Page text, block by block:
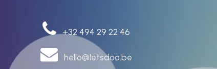
+32 494 29 22 46
hello@letsdoo.be